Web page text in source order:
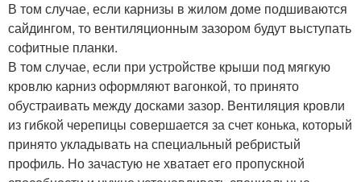
В том случае, если карнизы в жилом доме подшиваются
сайдингом, то вентиляционным зазором будут выступать
софитные планки.
В том случае, если при устройстве крыши под мягкую
кровлю карниз оформляют вагонкой, то принято
обустраивать между досками зазор. Вентиляция кровли
из гибкой черепицы совершается за счет конька, который
принято укладывать на специальный ребристый
профиль. Но зачастую не хватает его пропускной